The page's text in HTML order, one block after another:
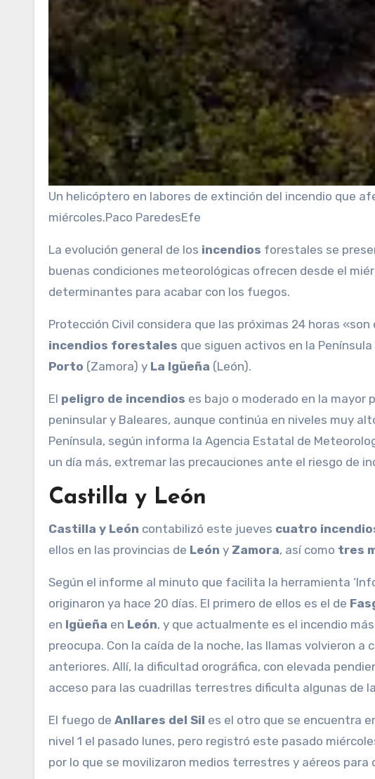
Un helicóptero en labores de extinción del incendio que
miércoles.Paco ParedesEfe
La evolución general de los incendios forestales se
buenas condiciones meteorológicas ofrecen desde el
determinantes para acabar con los fuegos.
Protección Civil considera que las próximas 24 horas
incendios forestales que siguen activos en la
Porto (Zamora) y La Igüeña (León).
El peligro de incendios es bajo o moderado en la mayor
peninsular y Baleares, aunque continúa en niveles muy
Península, según informa la Agencia Estatal de
un día más, extremar las precauciones ante el riesgo de
Castilla y León
Castilla y León contabilizó este jueves cuatro
ellos en las provincias de León y Zamora, así como tres
Según el informe al minuto que facilita la herramienta
originaron ya hace 20 días. El primero de ellos es el de
en Igüeña en León, y que actualmente es el incendio
preocupa. Con la caída de la noche, las llamas volvieron
anteriores. Allí, la dificultad orográfica, con elevada
acceso para las cuadrillas terrestres dificulta algunas de
El fuego de Anllares del Sil es el otro que se encuentra
nivel 1 el pasado lunes, pero registró este pasado
por lo que se movilizaron medios terrestres y aéreos